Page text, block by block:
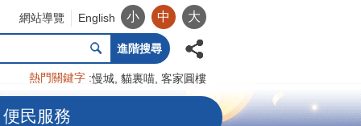
網站導覽 English 小 中 大
進階搜尋
熱門關鍵字 慢城 貓裏喵 客家圓樓
便民服務